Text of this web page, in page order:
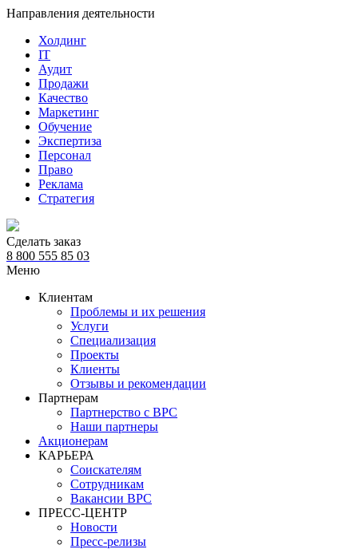
Направления деятельности
Холдинг
IT
Аудит
Продажи
Качество
Маркетинг
Обучение
Экспертиза
Персонал
Право
Реклама
Стратегия
Сделать заказ
8 800 555 85 03
Меню
Клиентам
Проблемы и их решения
Услуги
Специализация
Проекты
Клиенты
Отзывы и рекомендации
Партнерам
Партнерство с BPC
Наши партнеры
Акционерам
КАРЬЕРА
Соискателям
Сотрудникам
Вакансии BPC
ПРЕСС-ЦЕНТР
Новости
Пресс-релизы